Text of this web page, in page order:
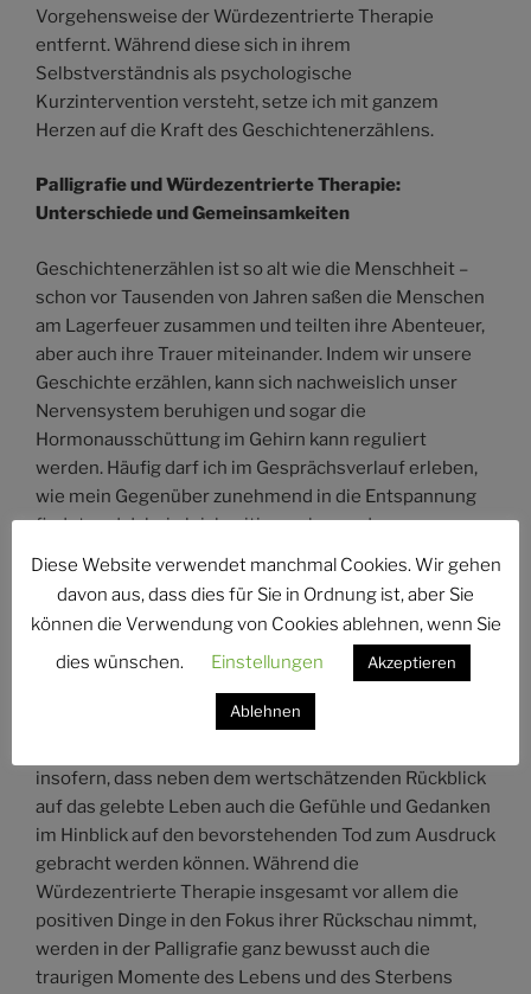
Vorgehensweise der Würdezentrierte Therapie
entfernt. Während diese sich in ihrem
Selbstverständnis als psychologische
Kurzintervention versteht, setze ich mit ganzem
Herzen auf die Kraft des Geschichtenerzählens.
Palligrafie und Würdezentrierte Therapie:
Unterschiede und Gemeinsamkeiten
Geschichtenerzählen ist so alt wie die Menschheit –
schon vor Tausenden von Jahren saßen die Menschen
am Lagerfeuer zusammen und teilten ihre Abenteuer,
aber auch ihre Trauer miteinander. Indem wir unsere
Geschichte erzählen, kann sich nachweislich unser
Nervensystem beruhigen und sogar die
Hormonausschüttung im Gehirn kann reguliert
werden. Häufig darf ich im Gesprächsverlauf erleben,
wie mein Gegenüber zunehmend in die Entspannung
findet und dabei gleichzeitig wacher und
konzentrierter wird. Das ist auch wissenschaftlich
erklärbar: Dort, wo vorher Stresshormone wie
Adrenalin und Cortisol das Sagen hatten, dürfen sich
nun Dopamin, Endorphin und Oxytozin ausbreiten – für
mehr Konzentration, Freude, Verbindung und
insofern, dass neben dem wertschätzenden Rückblick
auf das gelebte Leben auch die Gefühle und Gedanken
im Hinblick auf den bevorstehenden Tod zum Ausdruck
gebracht werden können. Während die
Würdezentrierte Therapie insgesamt vor allem die
positiven Dinge in den Fokus ihrer Rückschau nimmt,
werden in der Palligrafie ganz bewusst auch die
traurigen Momente des Lebens und des Sterbens
Diese Website verwendet manchmal Cookies. Wir gehen
davon aus, dass dies für Sie in Ordnung ist, aber Sie
können die Verwendung von Cookies ablehnen, wenn Sie
dies wünschen.
Einstellungen Akzeptieren
Ablehnen